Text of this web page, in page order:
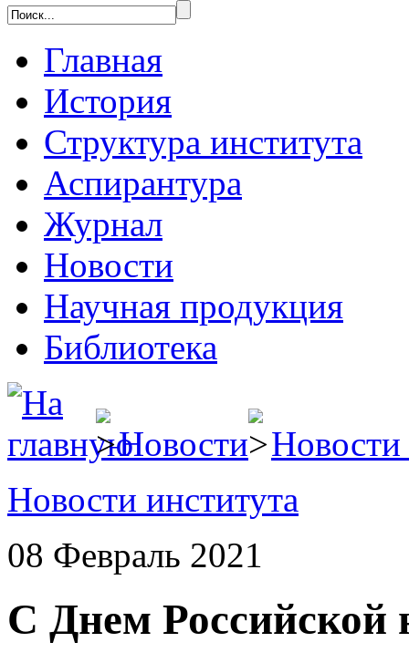
Главная
История
Структура института
Аспирантура
Журнал
Новости
Научная продукция
Библиотека
Новости
Новости
Новости института
08 Февраль 2021
С Днем Российской